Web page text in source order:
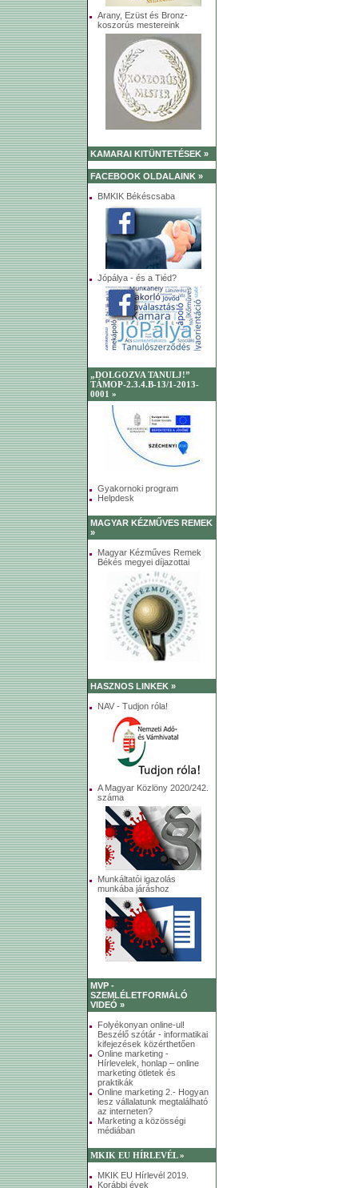
Arany, Ezüst és Bronz-
koszorús mestereink
KAMARAI KITÜNTETÉSEK »
FACEBOOK OLDALAINK »
BMKIK Békéscsaba
Jópálya - és a Tiéd?
„DOLGOZVA TANULJ!”
TÁMOP-2.3.4.B-13/1-2013-
0001 »
Gyakornoki program
Helpdesk
MAGYAR KÉZMŰVES REMEK
»
Magyar Kézműves Remek
Békés megyei díjazottai
HASZNOS LINKEK »
NAV - Tudjon róla!
A Magyar Közlöny 2020/242.
száma
Munkáltatói igazolás
munkába járáshoz
MVP -
SZEMLÉLETFORMÁLÓ
VIDEÓ »
Folyékonyan online-ul!
Beszélő szótár - informatikai
kifejezések közérthetően
Online marketing -
Hírlevelek, honlap – online
marketing ötletek és
praktikák
Online marketing 2.- Hogyan
lesz vállalatunk megtalálható
az interneten?
Marketing a közösségi
médiában
MKIK EU HÍRLEVÉL »
MKIK EU Hírlevél 2019.
Korábbi évek